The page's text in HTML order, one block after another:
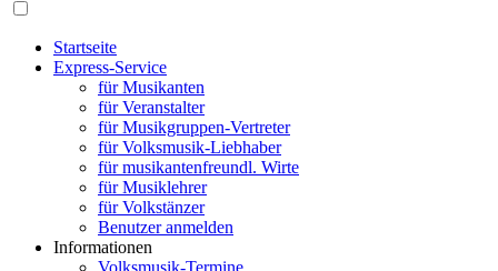
Startseite
Express-Service
für Musikanten
für Veranstalter
für Musikgruppen-Vertreter
für Volksmusik-Liebhaber
für musikantenfreundl. Wirte
für Musiklehrer
für Volkstänzer
Benutzer anmelden
Informationen
Volksmusik-Termine